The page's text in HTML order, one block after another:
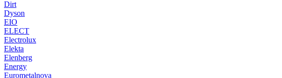
Dirt
Dyson
EIO
ELECT
Electrolux
Elekta
Elenberg
Energy
Eurometalnova